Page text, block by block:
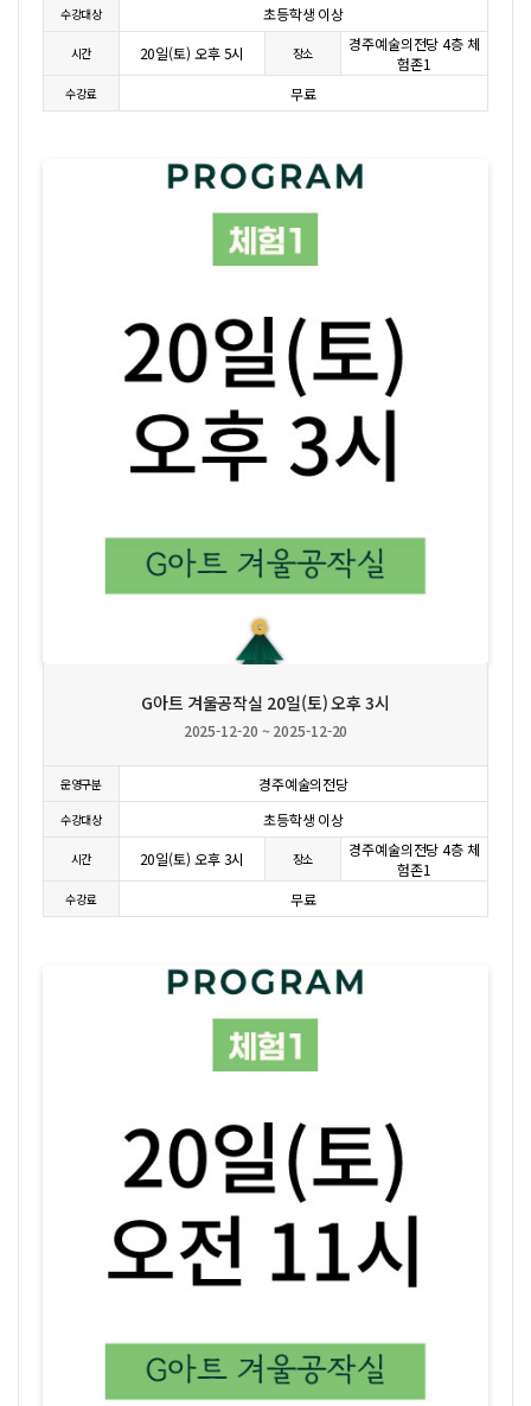
수강대상 초등학생 이상
시간 20일(토) 오후 5시 장소
경주예술의전당 4층 체
험존1
수강료 무료
상세보기
G아트 겨울공작실 20일(토) 오후 3시
2025-12-20 ~ 2025-12-20
운영구분 경주예술의전당
수강대상 초등학생 이상
시간 20일(토) 오후 3시 장소
경주예술의전당 4층 체
험존1
수강료 무료